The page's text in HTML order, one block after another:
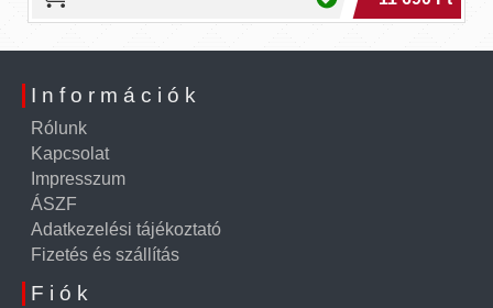
Információk
Rólunk
Kapcsolat
Impresszum
ÁSZF
Adatkezelési tájékoztató
Fizetés és szállítás
Fiók